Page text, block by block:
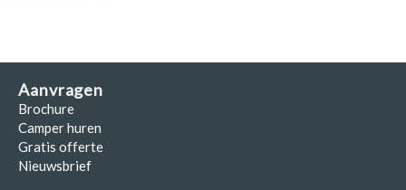
Aanvragen
Brochure
Camper huren
Gratis offerte
Nieuwsbrief